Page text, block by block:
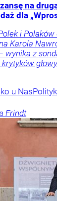
na
dla
i
Karola
wynika z
krytyków
u Nas
Frindt